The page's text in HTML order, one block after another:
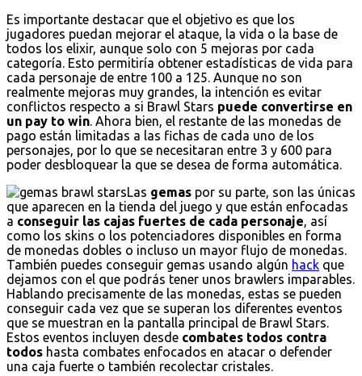
Es importante destacar que el objetivo es que los
jugadores puedan mejorar el ataque, la vida o la base de
todos los elixir, aunque solo con 5 mejoras por cada
categoría. Esto permitiría obtener estadísticas de vida para
cada personaje de entre 100 a 125. Aunque no son
realmente mejoras muy grandes, la intención es evitar
conflictos respecto a si Brawl Stars puede convertirse en
un pay to win . Ahora bien, el restante de las monedas de
pago están limitadas a las fichas de cada uno de los
personajes, por lo que se necesitaran entre 3 y 600 para
poder desbloquear la que se desea de forma automática.
Las gemas por su parte, son las únicas
que aparecen en la tienda del juego y que están enfocadas
a conseguir las cajas fuertes de cada personaje , así
como los skins o los potenciadores disponibles en forma
de monedas dobles o incluso un mayor flujo de monedas.
También puedes conseguir gemas usando algún hack que
dejamos con el que podrás tener unos brawlers imparables.
Hablando precisamente de las monedas, estas se pueden
conseguir cada vez que se superan los diferentes eventos
que se muestran en la pantalla principal de Brawl Stars.
Estos eventos incluyen desde combates todos contra
todos hasta combates enfocados en atacar o defender
una caja fuerte o también recolectar cristales.